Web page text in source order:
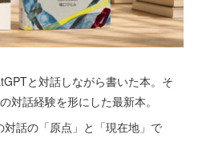
と対話しながら書いた本。そ
対話経験を形にした最新本。
話の「原点」と「現在地」で